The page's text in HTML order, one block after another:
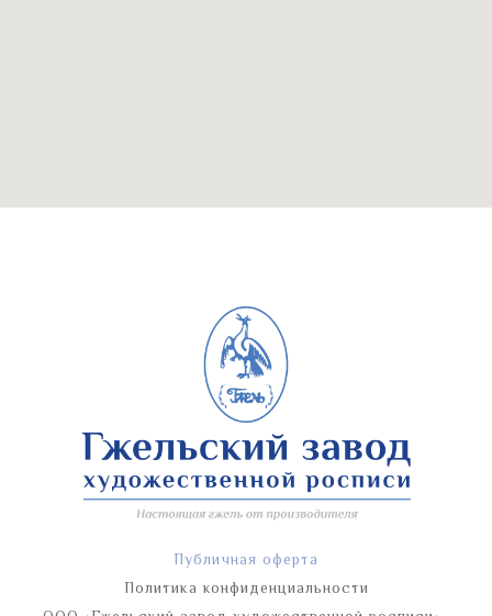
Публичная оферта
Политика конфиденциальности